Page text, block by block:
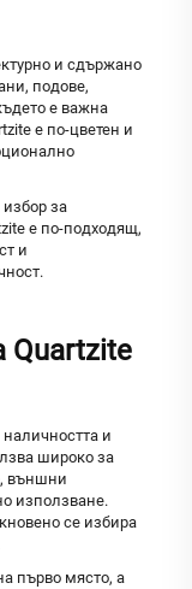
и сдържано
подове,
е важна
е по-цветен и
за
е по-подходящ,
и
Quartzite
и
широко за
външни
използване.
се избира
първо място, а